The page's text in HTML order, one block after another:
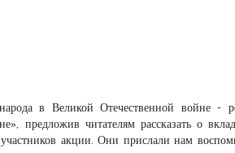
в Великой Отечественной войне -
предложив читателям рассказать о
акции. Они прислали нам